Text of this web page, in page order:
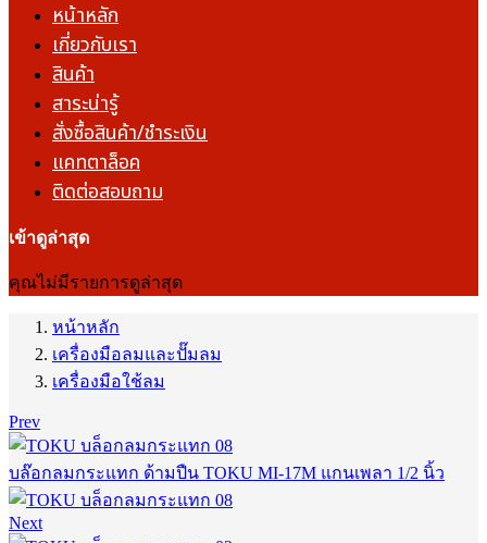
หน้าหลัก
เกี่ยวกับเรา
สินค้า
สาระน่ารู้
สั่งซื้อสินค้า/ชำระเงิน
แคทตาล็อค
ติดต่อสอบถาม
เข้าดูล่าสุด
คุณไม่มีรายการดูล่าสุด
หน้าหลัก
เครื่องมือลมและปั๊มลม
เครื่องมือใช้ลม
Prev
บล๊อกลมกระแทก ด้ามปืน TOKU MI-17M แกนเพลา 1/2 นิ้ว
Next